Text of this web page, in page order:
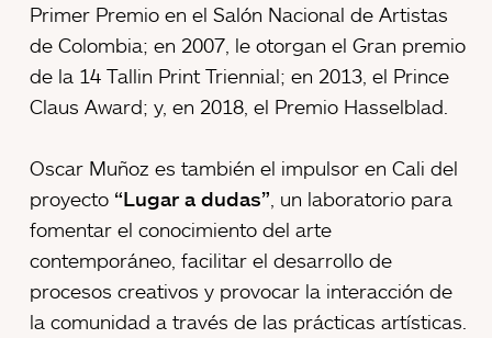
Primer Premio en el Salón Nacional de Artistas
de Colombia; en 2007, le otorgan el Gran premio
de la 14 Tallin Print Triennial; en 2013, el Prince
Claus Award; y, en 2018, el Premio Hasselblad.
Oscar Muñoz es también el impulsor en Cali del
proyecto “Lugar a dudas” , un laboratorio para
fomentar el conocimiento del arte
contemporáneo, facilitar el desarrollo de
procesos creativos y provocar la interacción de
la comunidad a través de las prácticas artísticas.